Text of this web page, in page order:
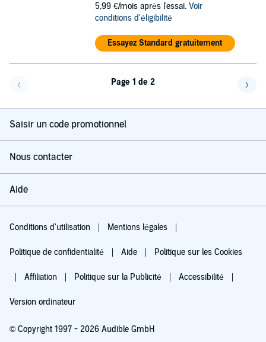
5,99 €/mois après l'essai. Voir
conditions d'éligibilité
Essayez Standard gratuitement
Page 1 de 2
Saisir un code promotionnel
Nous contacter
Aide
Conditions d'utilisation Mentions légales
Politique de confidentialité Aide Politique sur les Cookies
Affiliation Politique sur la Publicité Accessibilité
Version ordinateur
© Copyright 1997 - 2026 Audible GmbH